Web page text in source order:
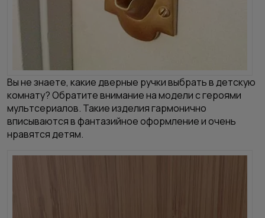
Вы не знаете, какие дверные ручки выбрать в детскую
комнату? Обратите внимание на модели с героями
мультсериалов. Такие изделия гармонично
вписываются в фантазийное оформление и очень
нравятся детям.